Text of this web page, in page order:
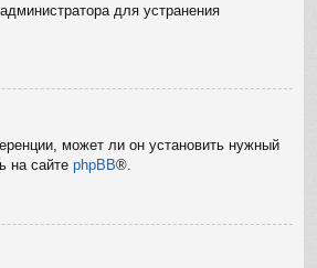
для устранения
может ли он установить нужный
на сайте phpBB®.